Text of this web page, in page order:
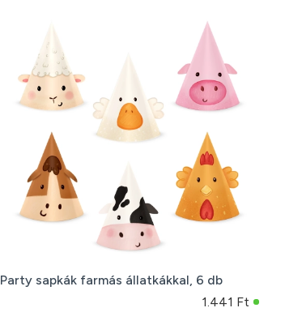
Party sapkák farmás állatkákkal, 6 db
1.441 Ft